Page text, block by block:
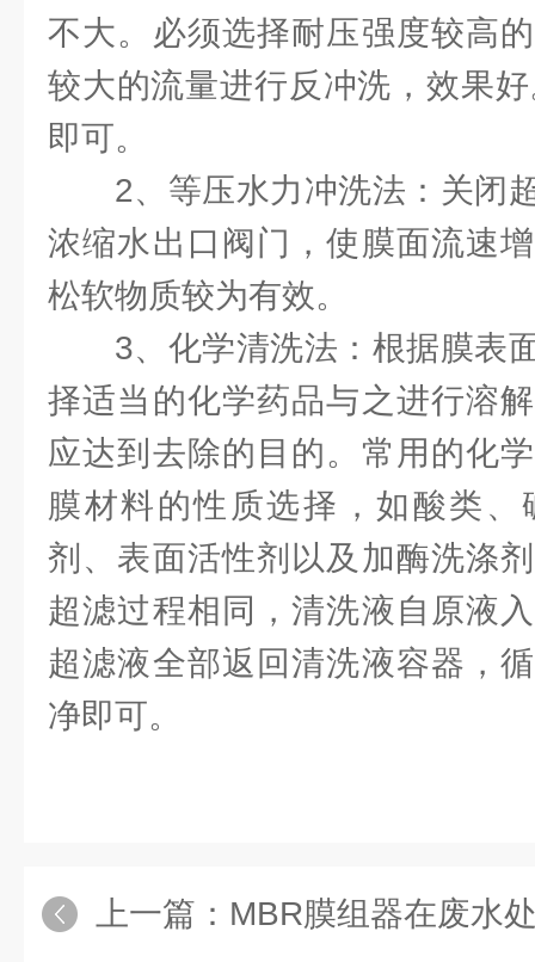
不大。必须选择耐压强度较高
较大的流量进行反冲洗，效果
即可。
2、等压水力冲洗法：关闭
浓缩水出口阀门，使膜面流速
松软物质较为有效。
3、化学清洗法：根据膜表
择适当的化学药品与之进行溶
应达到去除的目的。常用的化
膜材料的性质选择，如酸类
剂、表面活性剂以及加酶洗涤
超滤过程相同，清洗液自原液
超滤液全部返回清洗液容器，
净即可。
上一篇： MBR膜组器在废水